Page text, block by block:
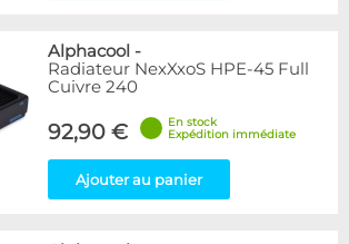
Alphacool -
Radiateur NexXxoS HPE-45 Full
Cuivre 240
92,90 €
En stock
Expédition immédiate
Ajouter au panier